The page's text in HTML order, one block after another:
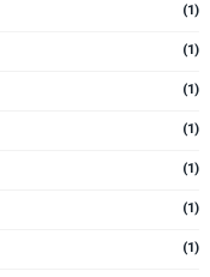
(1)
(1)
(1)
(1)
(1)
(1)
(1)